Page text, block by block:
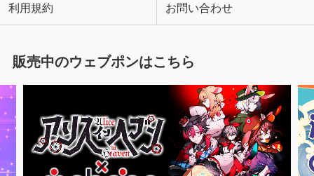
利用規約 お問い合わせ
販売中のウェブポンはこちら